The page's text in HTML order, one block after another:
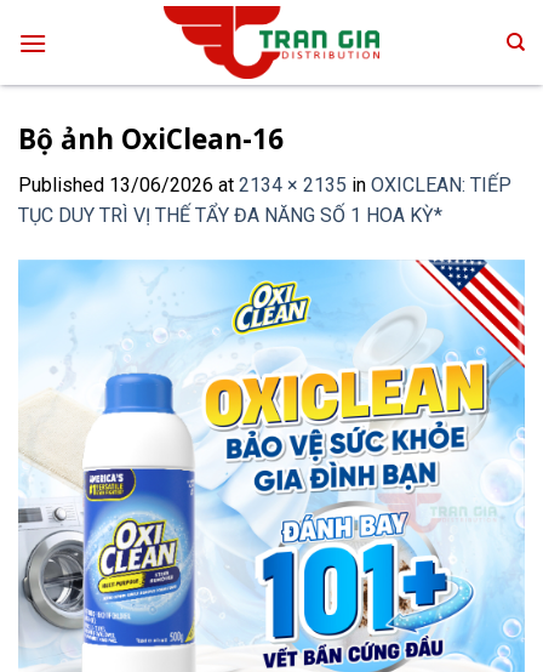
Bộ ảnh OxiClean-16
Published 13/06/2026 at 2134 × 2135 in OXICLEAN: TIẾP
TỤC DUY TRÌ VỊ THẾ TẨY ĐA NĂNG SỐ 1 HOA KỲ*